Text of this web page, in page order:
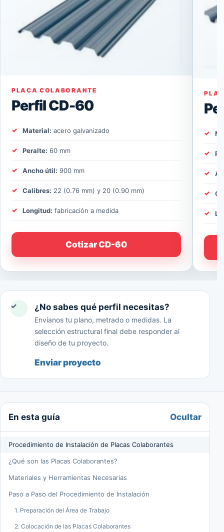
PLACA COLABORANTE
Perfil CD-60
Material: acero galvanizado
Peralte: 60 mm
Ancho útil: 900 mm
Calibres: 22 (0.76 mm) y 20 (0.90 mm)
Longitud: fabricación a medida
Cotizar CD-60
✓ ¿No sabes qué perfil necesitas?
Envíanos tu plano, metrado o medidas. La
selección estructural final debe responder al
diseño de tu proyecto.
Enviar proyecto
En esta guía Ocultar
Procedimiento de Instalación de Placas Colaborantes
¿Qué son las Placas Colaborantes?
Materiales y Herramientas Necesarias
Paso a Paso del Procedimiento de Instalación
1. Preparación del Área de Trabajo
2. Colocación de las Placas Colaborantes